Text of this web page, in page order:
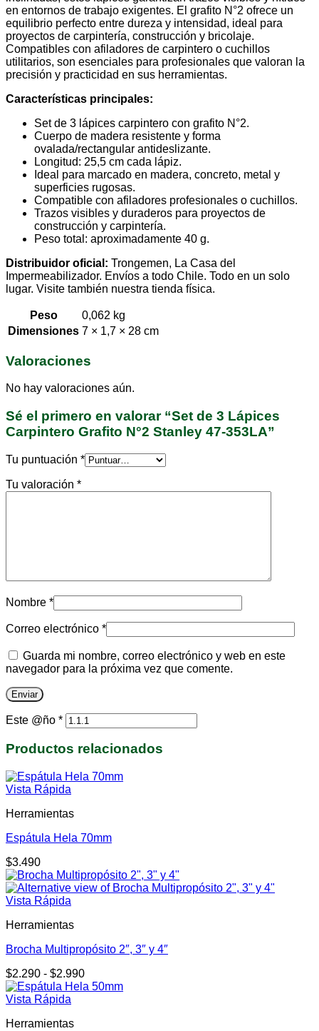
en entornos de trabajo exigentes. El grafito N°2 ofrece un
equilibrio perfecto entre dureza y intensidad, ideal para
proyectos de carpintería, construcción y bricolaje.
Compatibles con afiladores de carpintero o cuchillos
utilitarios, son esenciales para profesionales que valoran la
precisión y practicidad en sus herramientas.
Características principales:
Set de 3 lápices carpintero con grafito N°2.
Cuerpo de madera resistente y forma
ovalada/rectangular antideslizante.
Longitud: 25,5 cm cada lápiz.
Ideal para marcado en madera, concreto, metal y
superficies rugosas.
Compatible con afiladores profesionales o cuchillos.
Trazos visibles y duraderos para proyectos de
construcción y carpintería.
Peso total: aproximadamente 40 g.
Distribuidor oficial: Trongemen, La Casa del
Impermeabilizador. Envíos a todo Chile. Todo en un solo
lugar. Visite también nuestra tienda física.
Peso
0,062 kg
Dimensiones 7 × 1,7 × 28 cm
Valoraciones
No hay valoraciones aún.
Sé el primero en valorar “Set de 3 Lápices
Carpintero Grafito N°2 Stanley 47-353LA”
Tu puntuación *
Tu valoración *
Nombre *
Correo electrónico *
Guarda mi nombre, correo electrónico y web en este
navegador para la próxima vez que comente.
Este @ño *
Productos relacionados
Vista Rápida
Herramientas
Espátula Hela 70mm
$3.490
Vista Rápida
Herramientas
Brocha Multipropósito 2″, 3″ y 4″
$2.290 - $2.990
Vista Rápida
Herramientas